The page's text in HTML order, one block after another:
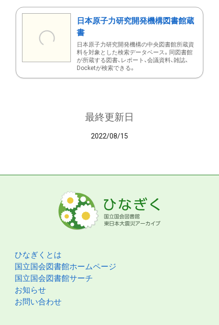
日本原子力研究開発機構図書館蔵
書
日本原子力研究開発機構の中央図書館所蔵資
料を対象とした検索データベース。同図書館
が所蔵する図書、レポート、会議資料、雑誌、
Docketが検索できる。
最終更新日
2022/08/15
ひなぎくとは
国立国会図書館ホームページ
国立国会図書館サーチ
お知らせ
お問い合わせ